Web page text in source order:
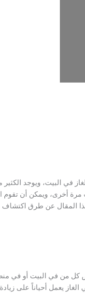
في البيت، ويوجد
أخرى، ويمكن أن تقوم
المقال عن طرق اكتشاف
كل من في البيت أو في
يعمل أحياناً على